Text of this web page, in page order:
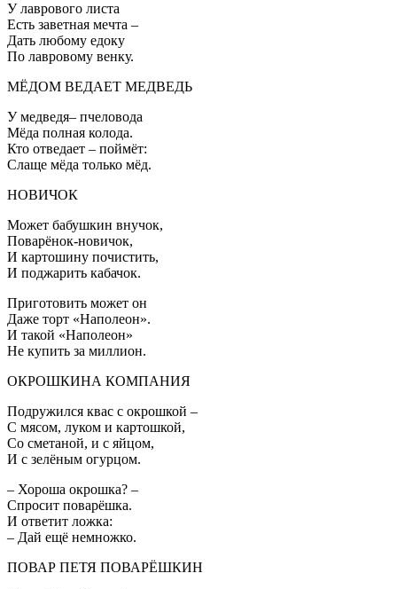
У лаврового листа
Есть заветная мечта –
Дать любому едоку
По лавровому венку.
МЁДОМ ВЕДАЕТ МЕДВЕДЬ
У медведя– пчеловода
Мёда полная колода.
Кто отведает – поймёт:
Слаще мёда только мёд.
НОВИЧОК
Может бабушкин внучок,
Поварёнок-новичок,
И картошину почистить,
И поджарить кабачок.
Приготовить может он
Даже торт «Наполеон».
И такой «Наполеон»
Не купить за миллион.
ОКРОШКИНА КОМПАНИЯ
Подружился квас с окрошкой –
С мясом, луком и картошкой,
Со сметаной, и с яйцом,
И с зелёным огурцом.
– Хороша окрошка? –
Спросит поварёшка.
И ответит ложка:
– Дай ещё немножко.
ПОВАР ПЕТЯ ПОВАРЁШКИН